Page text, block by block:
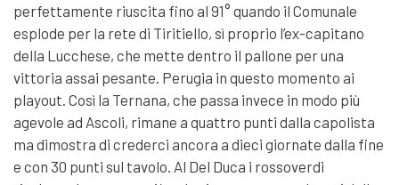
perfettamente riuscita fino al 91° quando il Comunale
esplode per la rete di Tiritiello, sì proprio l’ex-capitano
della Lucchese, che mette dentro il pallone per una
vittoria assai pesante. Perugia in questo momento ai
playout. Così la Ternana, che passa invece in modo più
agevole ad Ascoli, rimane a quattro punti dalla capolista
ma dimostra di crederci ancora a dieci giornate dalla fine
e con 30 punti sul tavolo. Al Del Duca i rossoverdi